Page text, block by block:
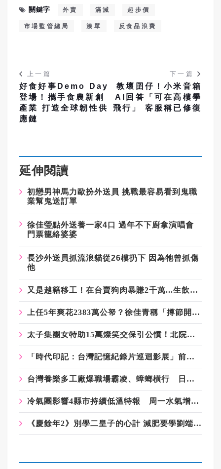
關鍵字
外賣 滿減 起步價
市場監管總局 湊單 反食品浪費
上一篇
好食好事Demo Day
登場！攜手食農新創
產業 打造全球韌性供
應鏈
下一篇
教壞囝仔！小米音箱
AI回答「可在高樓學
飛行」 客服稱已修復
延伸閱讀
初戀男神馬力歐扮外送員 挑戰最容易看到鬼職
業幫鬼送訂單
徐佳瑩點外送養一家4口 過年不下廚拿演唱會
門票籠絡婆婆
長沙外送員抓流浪貓從26樓扔下 因為牠曾抓傷
他
又是越籍移工！在台賣狗肉暴賺2千萬...生飲狗血壯陽 交易暗語全曝光
上任5年爽花2383萬公帑？徐佳青稱「撙節開支」 網質疑：卻搭商務艙？
太子集團女特助15萬燦笑交保引公憤！北院拒背鍋：人是北檢放的
「時代印記：台灣記憶紀錄片巡迴影展」前進台中 尋找島嶼共同記憶
台灣養樂多工廠爆職場霸凌、蟑螂橫行 日籍吹哨者反被調查罹憂鬱症
冷氣團影響4縣市持續低溫特報 周一水氣增加降雨範圍擴大
《慶餘年2》別學二皇子的心計 減肥要學劉端端的自律